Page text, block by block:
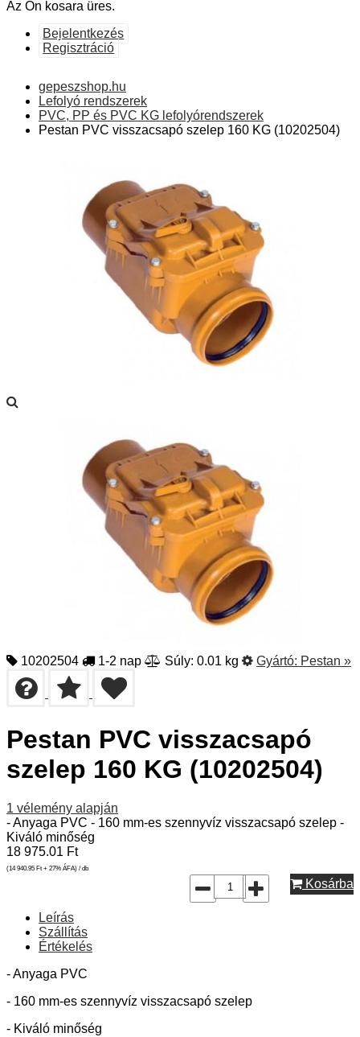
Az Ön kosara üres.
Bejelentkezés
Regisztráció
gepeszshop.hu
Lefolyó rendszerek
PVC, PP és PVC KG lefolyórendszerek
Pestan PVC visszacsapó szelep 160 KG (10202504)
10202504 1-2 nap Súly: 0.01 kg Gyártó: Pestan »
Pestan PVC visszacsapó
szelep 160 KG (10202504)
1 vélemény alapján
- Anyaga PVC - 160 mm-es szennyvíz visszacsapó szelep -
Kiváló minőség
18 975.01 Ft
(14 940.95 Ft + 27% ÁFA) / db
Kosárba
Leírás
Szállítás
Értékelés
- Anyaga PVC
- 160 mm-es szennyvíz visszacsapó szelep
- Kiváló minőség